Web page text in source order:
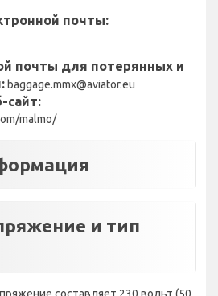
почты:
почты для потерянных и
baggage.mmx@aviator.eu
сайт:
malmo/
и тип